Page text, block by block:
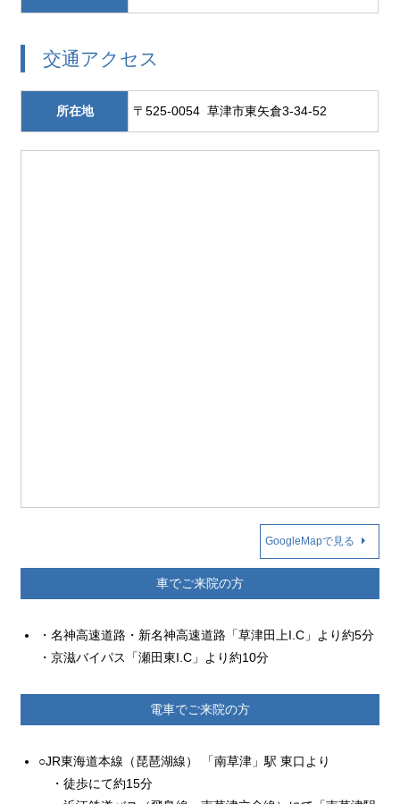
交通アクセス
所在地 〒525-0054 草津市東矢倉3-34-52
GoogleMapで見る
車でご来院の方
・名神高速道路・新名神高速道路「草津田上I.C」より約5分
・京滋バイパス「瀬田東I.C」より約10分
電車でご来院の方
○JR東海道本線（琵琶湖線） 「南草津」駅 東口より
・徒歩にて約15分